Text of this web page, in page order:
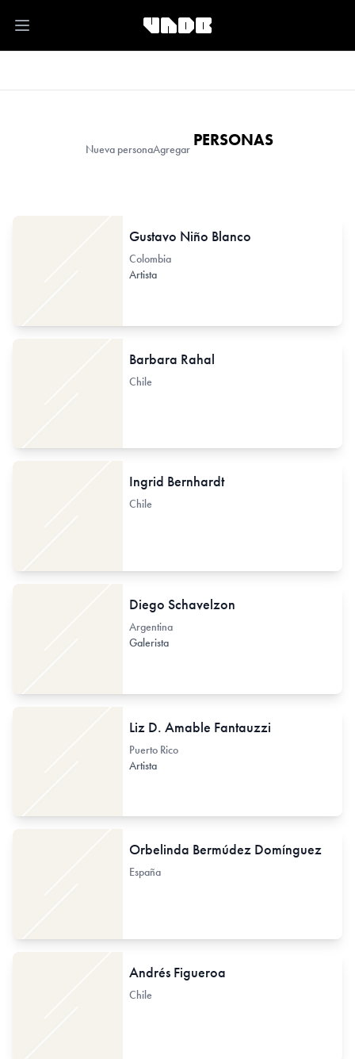
Open main menu
Nueva personaAgregar PERSONAS
Gustavo Niño Blanco
Colombia
Artista
Barbara Rahal
Chile
Ingrid Bernhardt
Chile
Diego Schavelzon
Argentina
Galerista
Liz D. Amable Fantauzzi
Puerto Rico
Artista
Orbelinda Bermúdez Domínguez
España
Andrés Figueroa
Chile